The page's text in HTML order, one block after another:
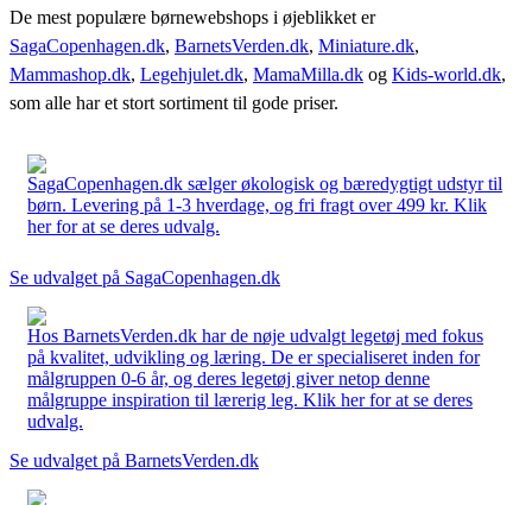
De mest populære børnewebshops i øjeblikket er
SagaCopenhagen.dk, BarnetsVerden.dk, Miniature.dk,
Mammashop.dk, Legehjulet.dk, MamaMilla.dk og Kids-world.dk,
som alle har et stort sortiment til gode priser.
SagaCopenhagen.dk sælger økologisk og bæredygtigt udstyr til
børn. Levering på 1-3 hverdage, og fri fragt over 499 kr. Klik
her for at se deres udvalg.
Se udvalget på SagaCopenhagen.dk
Hos BarnetsVerden.dk har de nøje udvalgt legetøj med fokus
på kvalitet, udvikling og læring. De er specialiseret inden for
målgruppen 0-6 år, og deres legetøj giver netop denne
målgruppe inspiration til lærerig leg. Klik her for at se deres
udvalg.
Se udvalget på BarnetsVerden.dk